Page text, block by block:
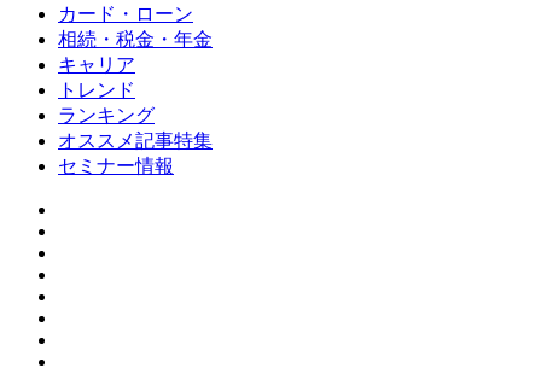
カード・ローン
相続・税金・年金
キャリア
トレンド
ランキング
オススメ記事特集
セミナー情報